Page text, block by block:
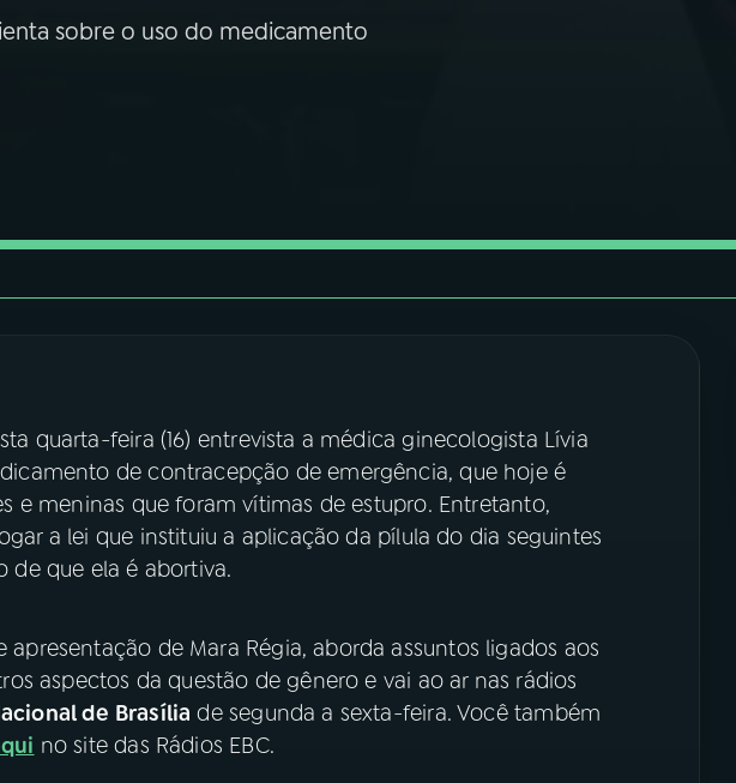
sobre o uso do medicamento
quarta-feira (16) entrevista a médica ginecologista Lívia
de contracepção de emergência, que hoje é
e meninas que foram vítimas de estupro. Entretanto,
a lei que instituiu a aplicação da pílula do dia seguintes
de que ela é abortiva.
de Mara Régia, aborda assuntos ligados aos
aspectos da questão de gênero e vai ao ar nas rádios
de Brasília de segunda a sexta-feira. Você também
no site das Rádios EBC.